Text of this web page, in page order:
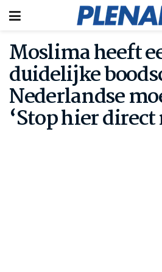
Moslima heeft
duidelijke
Nederlandse
‘Stop hier direct